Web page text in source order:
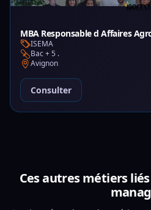
MBA Responsable d Affaires
ISEMA
Bac + 5 .
Avignon
Consulter
Ces autres métiers